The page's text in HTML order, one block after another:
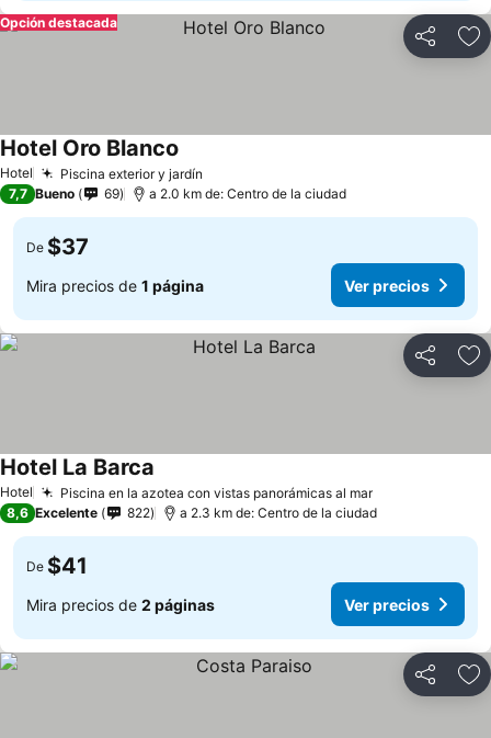
Compartir
Opción destacada
Hotel Piscina exterior y jardín
Hotel Oro Blanco
7,7 Bueno 69 a 2.0 km de: Centro de la ciudad
De $37
Mira precios de 1 página Ver precios
Compartir
Hotel Piscina en la azotea con vistas panorámicas al mar
Hotel La Barca
8,6 Excelente 822 a 2.3 km de: Centro de la ciudad
De $41
Mira precios de 2 páginas Ver precios
Compartir